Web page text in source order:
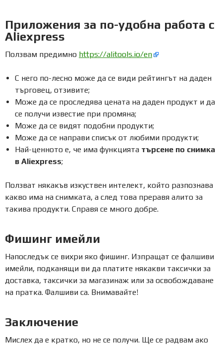
Приложения за по-удобна работа с
Aliexpress
Ползвам предимно https://alitools.io/en
С него по-лесно може да се види рейтингът на даден
търговец, отзивите;
Може да се проследява цената на даден продукт и да
се получи известие при промяна;
Може да се видят подобни продукти;
Може да се направи списък от любими продукти;
Най-ценното е, че има функцията търсене по снимка
в Aliexpress;
Ползват някакъв изкуствен интелект, който разпознава
какво има на снимката, а след това преравя алито за
такива продукти. Справя се много добре.
Фишинг имейли
Напоследък се вихри яко фишинг. Изпращат се фалшиви
имейли, подканящи ви да платите някакви таксички за
доставка, таксички за магазинаж или за освобождаване
на пратка. Фалшиви са. Внимавайте!
Заключение
Мислех да е кратко, но не се получи. Ще се радвам ако